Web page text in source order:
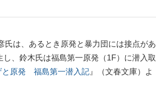
監督...
もっと見る
は、あるとき原発と暴力団には接点があ
、鈴木氏は福島第一原発（1F）に潜入取
と原発 福島第一潜入記 』（文春文庫）よ